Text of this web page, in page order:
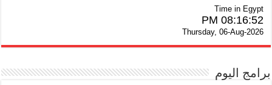
Time in Egypt
08:16:52 PM
Thursday, 06-Aug-2026
برامج اليوم